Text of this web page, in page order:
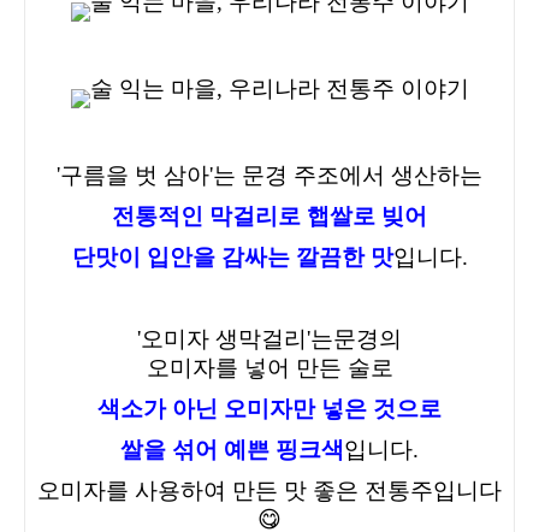
'구름을 벗 삼아'는 문경 주조에서 생산하는
전통적인 막걸리로 햅쌀로 빚어
단맛이 입안을 감싸는 깔끔한 맛입니다.
'오미자 생막걸리'는문경의
오미자를 넣어 만든 술로
색소가 아닌 오미자만 넣은 것으로
쌀을 섞어 예쁜 핑크색입니다.
오미자를 사용하여 만든 맛 좋은 전통주입니다
😋